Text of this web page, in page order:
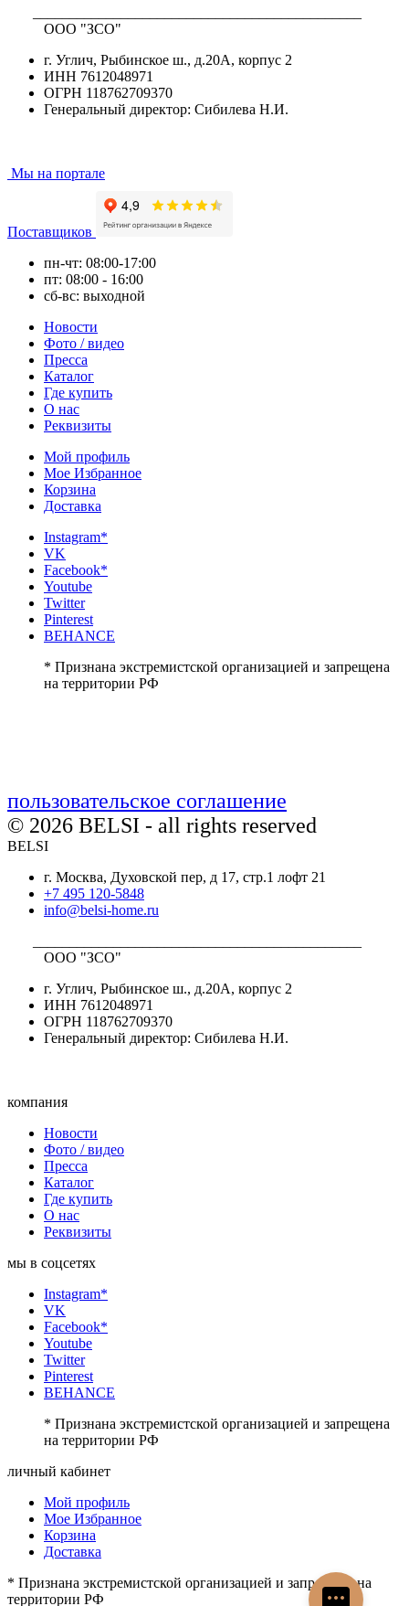
ООО "ЗСО"
г. Углич, Рыбинское ш., д.20А, корпус 2
ИНН 7612048971
ОГРН 118762709370
Генеральный директор: Сибилева Н.И.
Мы на портале
Поставщиков
пн-чт: 08:00-17:00
пт: 08:00 - 16:00
сб-вс: выходной
Новости
Фото / видео
Пресса
Каталог
Где купить
О нас
Реквизиты
Мой профиль
Мое Избранное
Корзина
Доставка
Instagram*
VK
Facebook*
Youtube
Twitter
Pinterest
BEHANCE
* Признана экстремистской организацией и запрещена
на территории РФ
пользовательское соглашение
© 2026 BELSI - all rights reserved
BELSI
г. Москва, Духовской пер, д 17, стр.1 лофт 21
+7 495 120-5848
info@belsi-home.ru
ООО "ЗСО"
г. Углич, Рыбинское ш., д.20А, корпус 2
ИНН 7612048971
ОГРН 118762709370
Генеральный директор: Сибилева Н.И.
компания
Новости
Фото / видео
Пресса
Каталог
Где купить
О нас
Реквизиты
мы в соцсетях
Instagram*
VK
Facebook*
Youtube
Twitter
Pinterest
BEHANCE
* Признана экстремистской организацией и запрещена
на территории РФ
личный кабинет
Мой профиль
Мое Избранное
Корзина
Доставка
* Признана экстремистской организацией и запрещена на
территории РФ